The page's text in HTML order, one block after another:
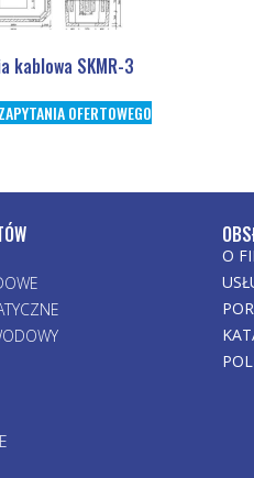
kablowa SKMR-3
OFERTOWEGO
O